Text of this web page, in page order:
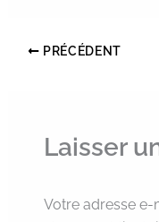
PRÉCÉDENT
Laisser
Votre adresse e-